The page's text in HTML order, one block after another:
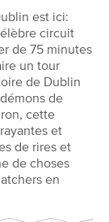
est ici:
circuit
de 75 minutes
un tour
de Dublin
de
cette
et
de rires et
de choses
en